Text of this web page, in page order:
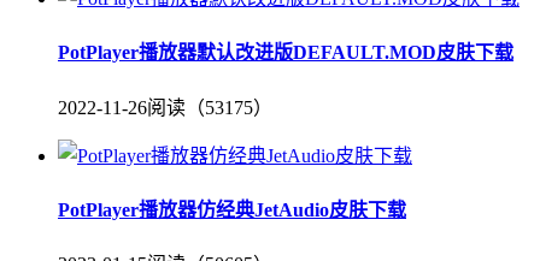
PotPlayer播放器默认改进版DEFAULT.MOD皮肤下载
2022-11-26阅读（53175）
PotPlayer播放器仿经典JetAudio皮肤下载